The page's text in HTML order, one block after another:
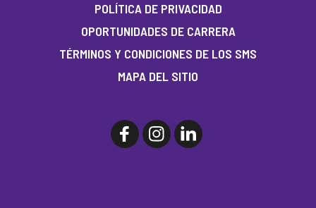
POLÍTICA DE PRIVACIDAD
OPORTUNIDADES DE CARRERA
TÉRMINOS Y CONDICIONES DE LOS SMS
MAPA DEL SITIO